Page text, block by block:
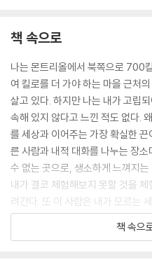
책 속으로
나는 몬트리올에서 북쪽으로 700
여 킬로를 더 가야 하는 마을 근처
살고 있다. 하지만 나는 내가 고립
속해 있지 않다고 느낀 적도 없다.
를 세상과 이어주는 가장 확실한
른 사람과 내적 대화를 나누는 장
수 없는 곳으로, 생소하게 느껴지
내가 결코 체험해보지 못할 것을
려간다. 또 이 사람은 내가 모르는
생각이든, 아니면 먼 나라의 논에
추하는 남자의 마음과 생각이든)
책 속으